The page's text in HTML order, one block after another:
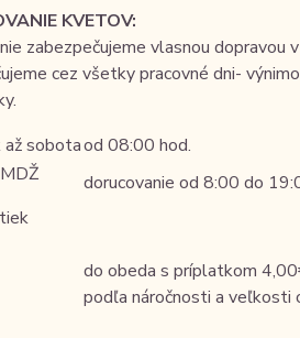
KVETOV:
zabezpečujeme vlasnou
cez všetky pracovné dni-
sobotaod 08:00 hod.
dorucovanie od 8:00 do
do obeda s príplatkom
podľa náročnosti a veľkosti